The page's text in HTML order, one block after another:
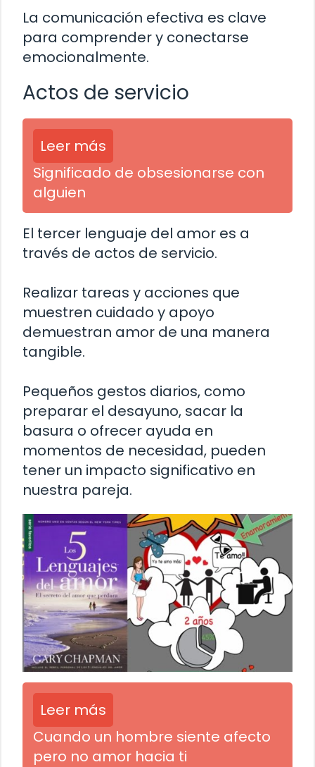
La comunicación efectiva es clave
para comprender y conectarse
emocionalmente.
Actos de servicio
Leer más
Significado de obsesionarse con
alguien
El tercer lenguaje del amor es a
través de actos de servicio.
Realizar tareas y acciones que
muestren cuidado y apoyo
demuestran amor de una manera
tangible.
Pequeños gestos diarios, como
preparar el desayuno, sacar la
basura o ofrecer ayuda en
momentos de necesidad, pueden
tener un impacto significativo en
nuestra pareja.
Leer más
Cuando un hombre siente afecto
pero no amor hacia ti